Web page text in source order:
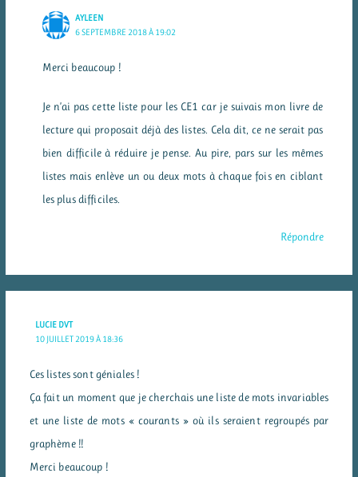
AYLEEN
6 SEPTEMBRE 2018 À 19:02
Merci beaucoup !
Je n’ai pas cette liste pour les CE1 car je suivais mon livre de
lecture qui proposait déjà des listes. Cela dit, ce ne serait pas
bien difficile à réduire je pense. Au pire, pars sur les mêmes
listes mais enlève un ou deux mots à chaque fois en ciblant
les plus difficiles.
Répondre
LUCIE DVT
10 JUILLET 2019 À 18:36
Ces listes sont géniales !
Ça fait un moment que je cherchais une liste de mots invariables
et une liste de mots « courants » où ils seraient regroupés par
graphème !!
Merci beaucoup !